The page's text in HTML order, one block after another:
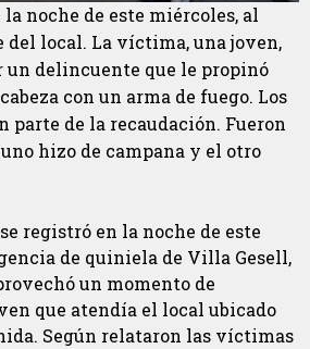
noche de este miércoles, al
del local. La víctima, una joven,
un delincuente que le propinó
con un arma de fuego. Los
parte de la recaudación. Fueron
hizo de campana y el otro
registró en la noche de este
de quiniela de Villa Gesell,
un momento de
que atendía el local ubicado
Según relataron las víctimas